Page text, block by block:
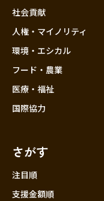
社会貢献
人権・マイノリティ
環境・エシカル
フード・農業
医療・福祉
国際協力
さがす
注目順
支援金額順